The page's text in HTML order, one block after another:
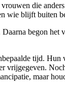
die
wie blijft buiten
begon het
tijd.
vrijgegeven.
maar